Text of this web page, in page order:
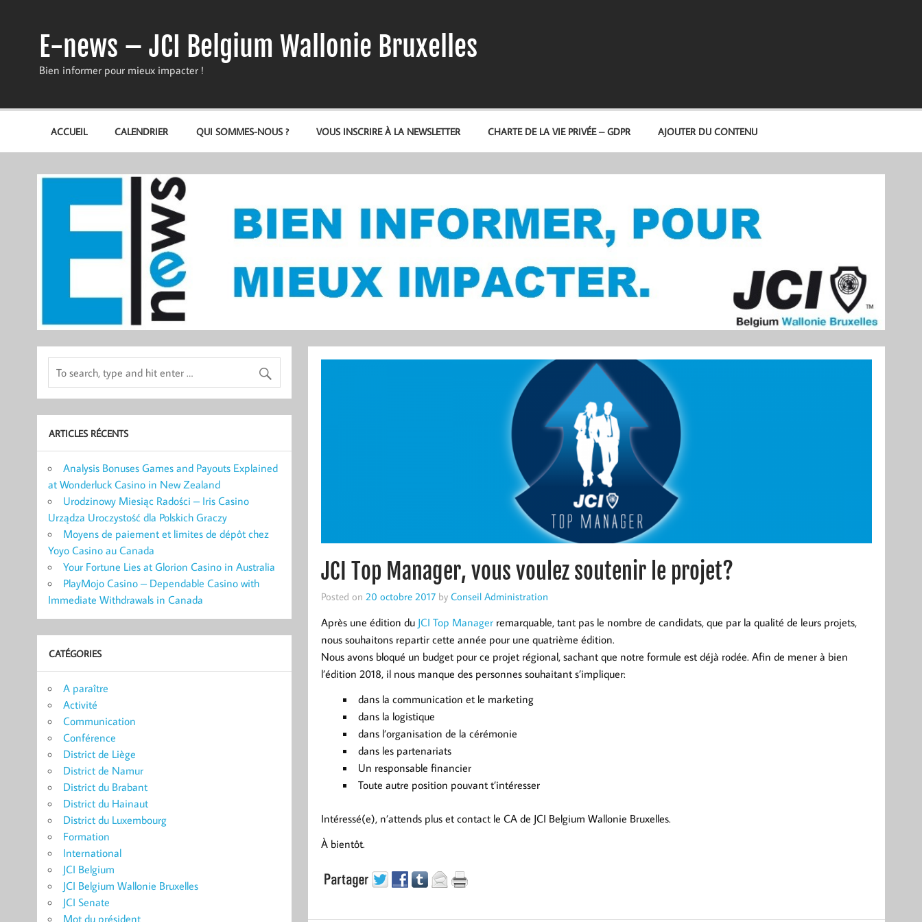
E-news – JCI Belgium Wallonie Bruxelles
Bien informer pour mieux impacter !
ACCUEIL CALENDRIER QUI SOMMES-NOUS ? VOUS INSCRIRE À LA NEWSLETTER CHARTE DE LA VIE PRIVÉE – GDPR AJOUTER DU CONTENU
JCI Top Manager, vous voulez soutenir le projet?
Posted on 20 octobre 2017by Conseil Administration
Après une édition du JCI Top Managerremarquable, tant pas le nombre de candidats, que par la qualité de leurs projets,
nous souhaitons repartir cette année pour une quatrième édition.
Nous avons bloqué un budget pour ce projet régional, sachant que notre formule est déjà rodée. Afin de mener à bien
l’édition 2018, il nous manque des personnes souhaitant s’impliquer:
dans la communication et le marketing
dans la logistique
dans l’organisation de la cérémonie
dans les partenariats
Un responsable financier
Toute autre position pouvant t’intéresser
Intéressé(e), n’attends plus et contact le CA de JCI Belgium Wallonie Bruxelles.
À bientôt.
ARTICLES RÉCENTS
Analysis Bonuses Games and Payouts Explained
at Wonderluck Casino in New Zealand
Urodzinowy Miesiąc Radości – Iris Casino
Urządza Uroczystość dla Polskich Graczy
Moyens de paiement et limites de dépôt chez
Yoyo Casino au Canada
Your Fortune Lies at Glorion Casino in Australia
PlayMojo Casino – Dependable Casino with
Immediate Withdrawals in Canada
CATÉGORIES
A paraître
Activité
Communication
Conférence
District de Liège
District de Namur
District du Brabant
District du Hainaut
District du Luxembourg
Formation
International
JCI Belgium
JCI Belgium Wallonie Bruxelles
JCI Senate
Mot du président